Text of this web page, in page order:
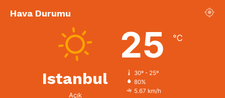
Hava Durumu
Istanbul
Açık
25 ℃
30º - 25º
80%
5.67 km/h